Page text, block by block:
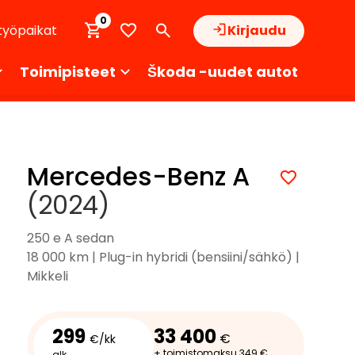
Kirjaudu
0
Toimipisteet Škoda -uudet autot
Mercedes-Benz A
(2024)
250 e A sedan
18 000 km | Plug-in hybridi (bensiini/sähkö) |
Mikkeli
299 €/kk 33 400 €